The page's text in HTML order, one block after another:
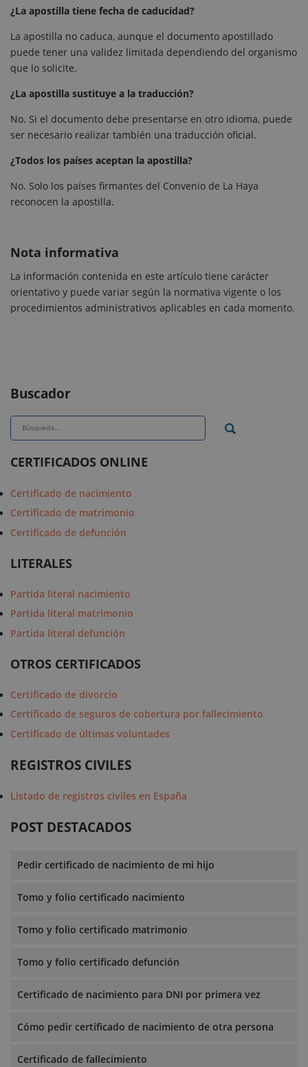
¿La apostilla tiene fecha de caducidad?
La apostilla no caduca, aunque el documento apostillado
puede tener una validez limitada dependiendo del organismo
que lo solicite.
¿La apostilla sustituye a la traducción?
No. Si el documento debe presentarse en otro idioma, puede
ser necesario realizar también una traducción oficial.
¿Todos los países aceptan la apostilla?
No. Solo los países firmantes del Convenio de La Haya
reconocen la apostilla.
Nota informativa
La información contenida en este artículo tiene carácter
orientativo y puede variar según la normativa vigente o los
procedimientos administrativos aplicables en cada momento.
Buscador
CERTIFICADOS ONLINE
Certificado de nacimiento
Certificado de matrimonio
Certificado de defunción
LITERALES
Partida literal nacimiento
Partida literal matrimonio
Partida literal defunción
OTROS CERTIFICADOS
Certificado de divorcio
Certificado de seguros de cobertura por fallecimiento
Certificado de últimas voluntades
REGISTROS CIVILES
Listado de registros civiles en España
POST DESTACADOS
Pedir certificado de nacimiento de mi hijo
Tomo y folio certificado nacimiento
Tomo y folio certificado matrimonio
Tomo y folio certificado defunción
Certificado de nacimiento para DNI por primera vez
Cómo pedir certificado de nacimiento de otra persona
Certificado de fallecimiento